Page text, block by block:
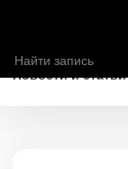
Новости и статьи